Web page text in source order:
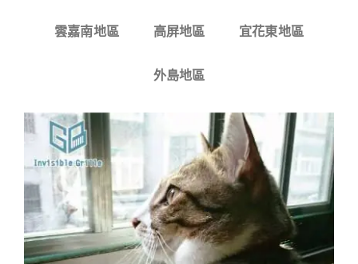
雲嘉南地區 高屏地區 宜花東地區
外島地區